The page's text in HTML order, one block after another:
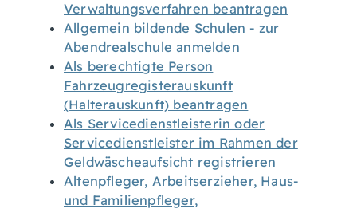
Verwaltungsverfahren beantragen
Allgemein bildende Schulen - zur
Abendrealschule anmelden
Als berechtigte Person
Fahrzeugregisterauskunft
(Halterauskunft) beantragen
Als Servicedienstleisterin oder
Servicedienstleister im Rahmen der
Geldwäscheaufsicht registrieren
Altenpfleger, Arbeitserzieher, Haus-
und Familienpfleger,